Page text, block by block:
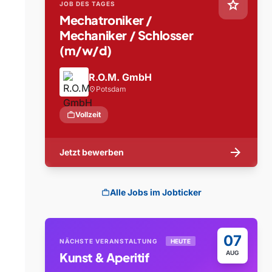
star
JOB DES TAGES
Mechatroniker /
Mechaniker / Schlosser
(m/w/d)
R.O.M. GmbH
location_on Potsdam
workVollzeit
Jetzt bewerben arrow_forward
workAlle Jobs im Jobticker
07
AUG
NÄCHSTE VERANSTALTUNG HEUTE
Kunst & Aperitif